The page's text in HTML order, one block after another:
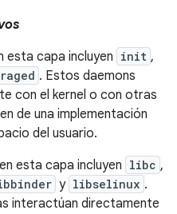
esta capa incluyen init ,
. Estos daemons
con el kernel o con otras
de una implementación
del usuario.
esta capa incluyen libc ,
y libselinux .
interactúan directamente